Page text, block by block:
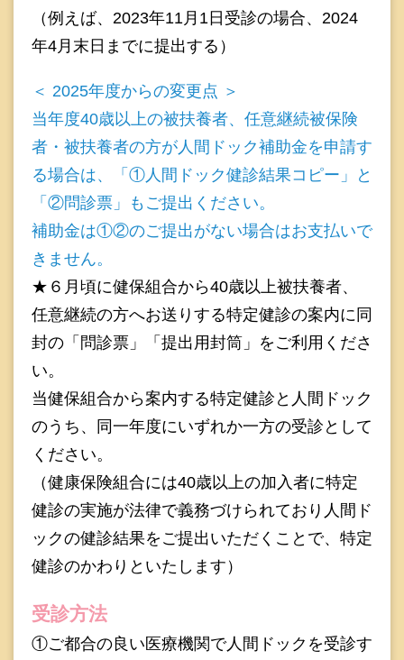
（例えば、2023年11月1日受診の場合、2024
年4月末日までに提出する）
＜ 2025年度からの変更点 ＞
当年度40歳以上の被扶養者、任意継続被保険
者・被扶養者の方が人間ドック補助金を申請す
る場合は、「①人間ドック健診結果コピー」と
「②問診票」もご提出ください。
補助金は①②のご提出がない場合はお支払いで
きません。
★６月頃に健保組合から40歳以上被扶養者、
任意継続の方へお送りする特定健診の案内に同
封の「問診票」「提出用封筒」をご利用くださ
い。
当健保組合から案内する特定健診と人間ドック
のうち、同一年度にいずれか一方の受診として
ください。
（健康保険組合には40歳以上の加入者に特定
健診の実施が法律で義務づけられており人間ド
ックの健診結果をご提出いただくことで、特定
健診のかわりといたします）
受診方法
①ご都合の良い医療機関で人間ドックを受診す